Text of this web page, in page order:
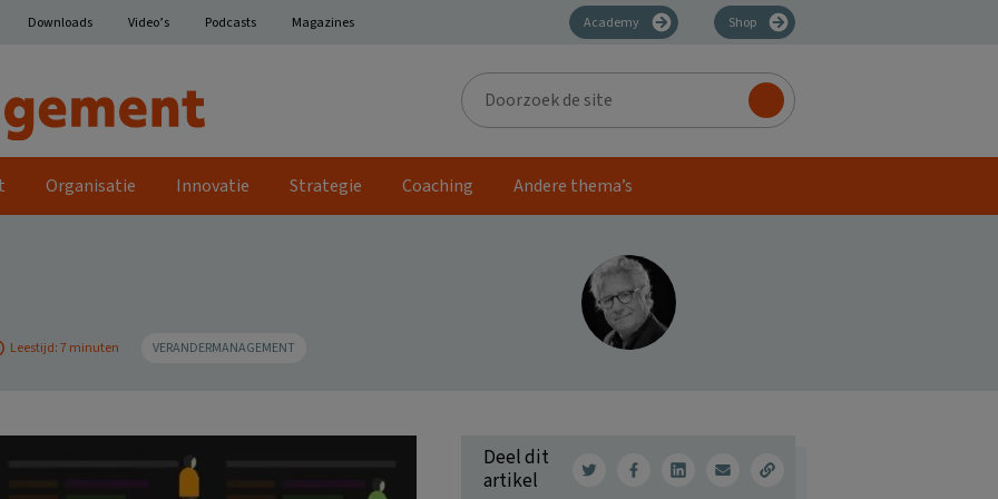
Downloads Video’s Podcasts Magazines Academy Shop
Doorzoek
de
site
Organisatie Innovatie Strategie Coaching Andere thema’s
Leestijd: 7 minuten VERANDERMANAGEMENT
Deel dit
artikel